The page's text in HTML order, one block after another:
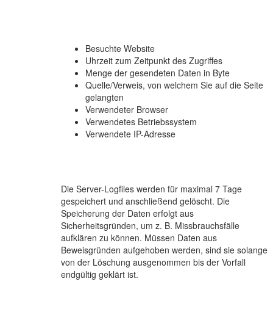
Besuchte Website
Uhrzeit zum Zeitpunkt des Zugriffes
Menge der gesendeten Daten in Byte
Quelle/Verweis, von welchem Sie auf die Seite
gelangten
Verwendeter Browser
Verwendetes Betriebssystem
Verwendete IP-Adresse
Die Server-Logfiles werden für maximal 7 Tage
gespeichert und anschließend gelöscht. Die
Speicherung der Daten erfolgt aus
Sicherheitsgründen, um z. B. Missbrauchsfälle
aufklären zu können. Müssen Daten aus
Beweisgründen aufgehoben werden, sind sie solange
von der Löschung ausgenommen bis der Vorfall
endgültig geklärt ist.